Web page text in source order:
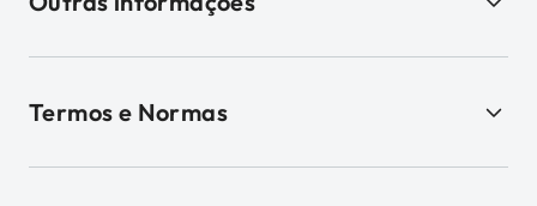
Termos e Normas